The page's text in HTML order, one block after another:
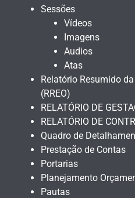
Sessões
Vídeos
Imagens
Audios
Atas
Relatório Resumido
(RREO)
RELATÓRIO DE
RELATÓRIO DE
Quadro de
Prestação de Contas
Portarias
Planejamento
Pautas